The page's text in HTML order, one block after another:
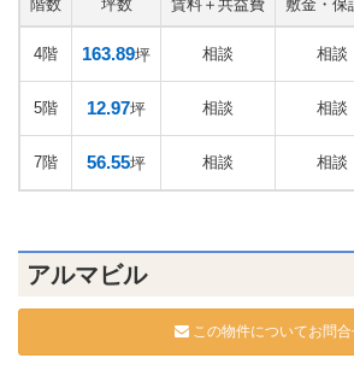
階数 坪数 賃料＋共益費 敷金・保
4階 163.89坪 相談 相談
5階 12.97坪 相談 相談
7階 56.55坪 相談 相談
アルマビル
この物件についてお問合